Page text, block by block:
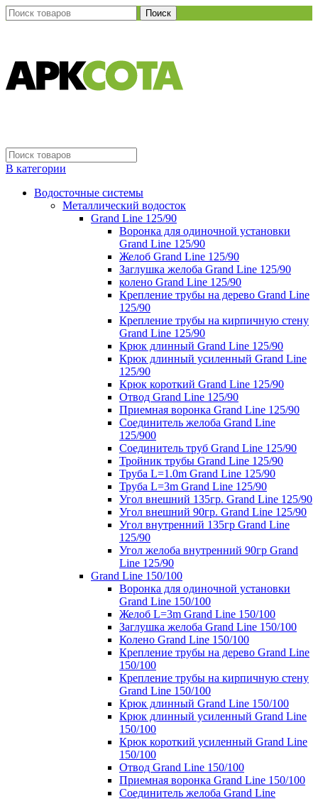
Поиск
В категории
Водосточные системы
Металлический водосток
Grand Line 125/90
Воронка для одиночной установки
Grand Line 125/90
Желоб Grand Line 125/90
Заглушка желоба Grand Line 125/90
колено Grand Line 125/90
Крепление трубы на дерево Grand Line
125/90
Крепление трубы на кирпичную стену
Grand Line 125/90
Крюк длинный Grand Line 125/90
Крюк длинный усиленный Grand Line
125/90
Крюк короткий Grand Line 125/90
Отвод Grand Line 125/90
Приемная воронка Grand Line 125/90
Соединитель желоба Grand Line
125/900
Соединитель труб Grand Line 125/90
Тройник трубы Grand Line 125/90
Труба L=1.0m Grand Line 125/90
Труба L=3m Grand Line 125/90
Угол внешний 135гр. Grand Line 125/90
Угол внешний 90гр. Grand Line 125/90
Угол внутренний 135гр Grand Line
125/90
Угол желоба внутренний 90гр Grand
Line 125/90
Grand Line 150/100
Воронка для одиночной установки
Grand Line 150/100
Желоб L=3m Grand Line 150/100
Заглушка желоба Grand Line 150/100
Колено Grand Line 150/100
Крепление трубы на дерево Grand Line
150/100
Крепление трубы на кирпичную стену
Grand Line 150/100
Крюк длинный Grand Line 150/100
Крюк длинный усиленный Grand Line
150/100
Крюк короткий усиленный Grand Line
150/100
Отвод Grand Line 150/100
Приемная воронка Grand Line 150/100
Соединитель желоба Grand Line